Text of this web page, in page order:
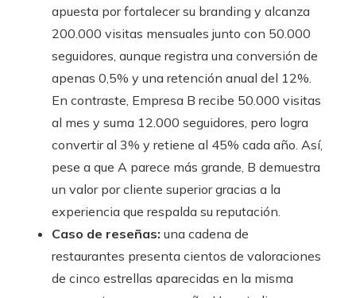
apuesta por fortalecer su branding y alcanza
200.000 visitas mensuales junto con 50.000
seguidores, aunque registra una conversión de
apenas 0,5% y una retención anual del 12%.
En contraste, Empresa B recibe 50.000 visitas
al mes y suma 12.000 seguidores, pero logra
convertir al 3% y retiene al 45% cada año. Así,
pese a que A parece más grande, B demuestra
un valor por cliente superior gracias a la
experiencia que respalda su reputación.
Caso de reseñas: una cadena de
restaurantes presenta cientos de valoraciones
de cinco estrellas aparecidas en la misma